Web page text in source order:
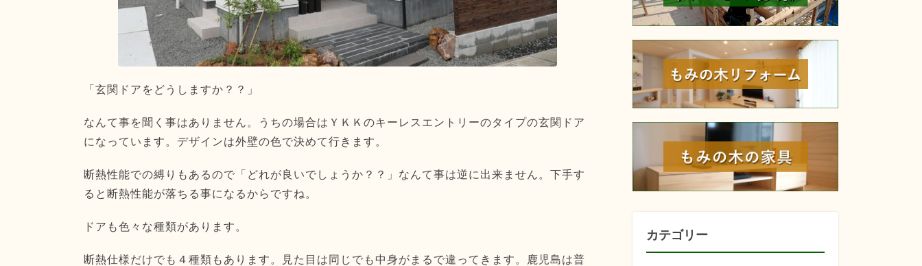
「玄関ドアをどうしますか？？」
なんて事を聞く事はありません。うちの場合はＹＫＫのキーレスエントリーのタイプの玄関ドア
になっています。デザインは外壁の色で決めて行きます。
断熱性能での縛りもあるので「どれが良いでしょうか？？」なんて事は逆に出来ません。下手す
ると断熱性能が落ちる事になるからですね。
ドアも色々な種類があります。
断熱仕様だけでも４種類もあります。見た目は同じでも中身がまるで違ってきます。鹿児島は普
カテゴリー